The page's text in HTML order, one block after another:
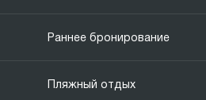
Раннее бронирование
Пляжный отдых